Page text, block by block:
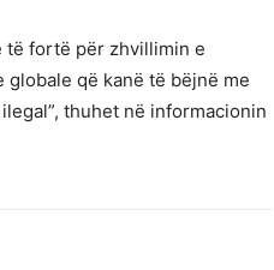
të fortë për zhvillimin e
që kanë të bëjnë me
thuhet në informacionin